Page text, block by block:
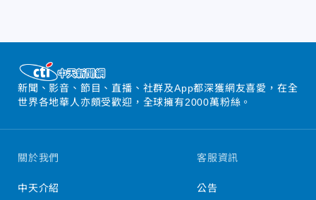
新聞、影音、節目、直播、社群及App都深獲網友喜愛，在全
世界各地華人亦頗受歡迎，全球擁有2000萬粉絲。
關於我們
中天介紹
客服資訊
公告